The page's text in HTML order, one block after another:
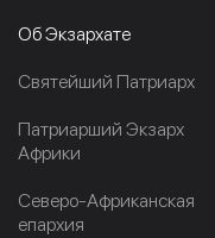
Об Экзархате
Cвятейший Патриарх
Патриарший Экзарх
Африки
Северо-Африканская
епархия